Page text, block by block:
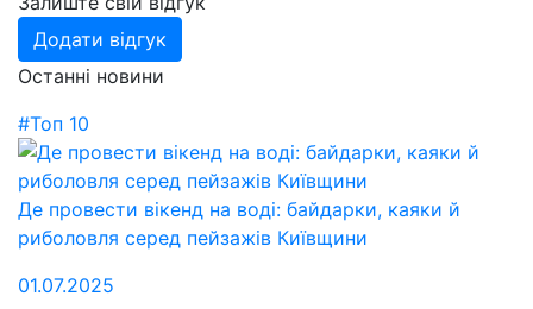
Додати відгук
Останні новини
#Топ 10
Де провести вікенд на воді: байдарки, каяки й
риболовля серед пейзажів Київщини
01.07.2025